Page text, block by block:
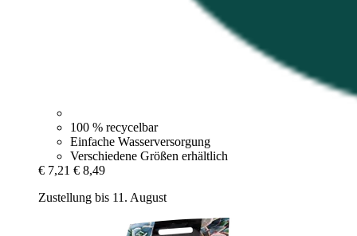
100 % recycelbar
Einfache Wasserversorgung
Verschiedene Größen erhältlich
€ 7,21 € 8,49
Zustellung bis 11. August